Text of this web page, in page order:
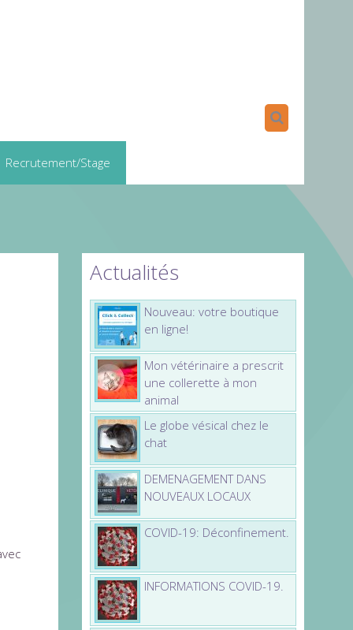
Recrutement/Stage
Actualités
Nouveau: votre boutique
en ligne!
Mon vétérinaire a prescrit
une collerette à mon
animal
Le globe vésical chez le
chat
DEMENAGEMENT DANS
NOUVEAUX LOCAUX
COVID-19: Déconfinement.
INFORMATIONS COVID-19.